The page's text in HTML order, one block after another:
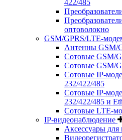
422/485
оптоволокно
GSM/GPRS/LTE-
Антенны GSM/
Сотовые GSM/
Сотовые GSM/
Сотовые IP-
232/422/485
Сотовые IP-
232/422/485 и
Сотовые LTE-
IP-видеонаблюдение
Аксессуары для